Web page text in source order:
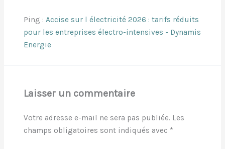
Ping :Accise sur l électricité 2026 : tarifs réduits
pour les entreprises électro-intensives - Dynamis
Energie
Laisser un commentaire
Votre adresse e-mail ne sera pas publiée. Les
champs obligatoires sont indiqués avec *